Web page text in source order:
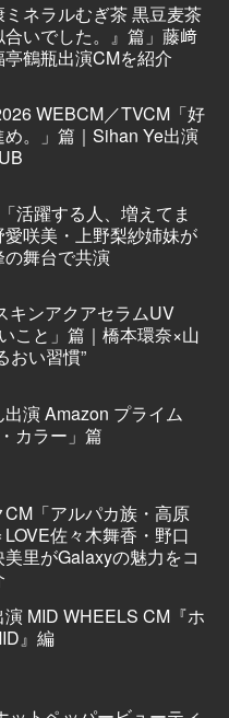
ネラルむぎ茶 黒豆麦茶
合いでした。』篇」藤﨑
鶴瓶出演CMを紹介
WEBCM／TVCM「好
め。」篇｜Sihan Ye出演
活躍する人、増えてま
咲美・上野梨紗姉妹が
舞台で共演
キンアクアセラムUV
こと」篇｜橋本環奈×山
おい習慣”
演 Amazon プライム
カラー」篇
CM「アルパカ族・高原
佐々木舞香・野口
里がGalaxyの魅力をコ
MID WHEELS CM『ホ
』編